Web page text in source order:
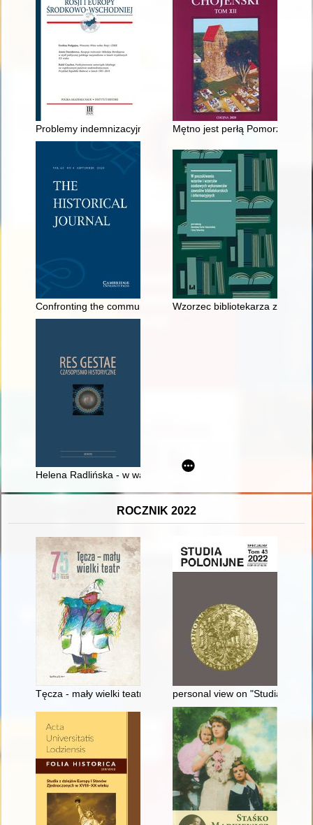
Problemy indemnizacyjne w stosunkach polsko-belgijskich po
Mętno jest perłą Pomorza
Confronting the communal grave : a reassessment of social
Wzorzec bibliotekarza
Helena Radlińska - w walce o Polskę (1914-1918) - recenzja]
ROCZNIK 2022
Tęcza - mały wielki teatr : monografia naukowa z okazji
personal view on "Studia